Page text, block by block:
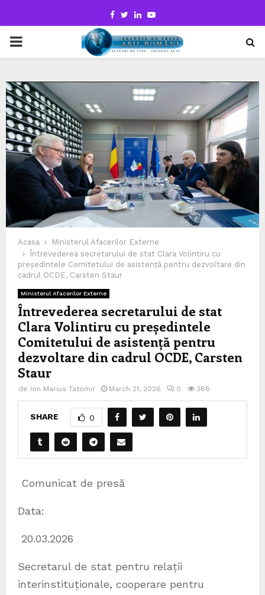
Facebook
TwitterLinkedinYoutube
PRIMARY
Acasa
Ministerul Afacerilor Externe
Întrevederea secretarului de stat Clara Volintiru cu
președintele Comitetului de asistență pentru dezvoltare din
cadrul OCDE, Carsten Staur
Ministerul Afacerilor Externe
Întrevederea secretarului de stat
Clara Volintiru cu președintele
Comitetului de asistență pentru
dezvoltare din cadrul OCDE, Carsten
Staur
de Ion Marius Tatomir March 21, 2026 0 368
SHARE 0
Comunicat de presă
Data:
20.03.2026
Secretarul de stat pentru relații
interinstituționale, cooperare pentru